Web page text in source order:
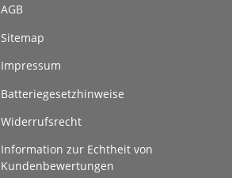
AGB
Sitemap
Impressum
Batteriegesetzhinweise
Widerrufsrecht
Information zur Echtheit von
Kundenbewertungen